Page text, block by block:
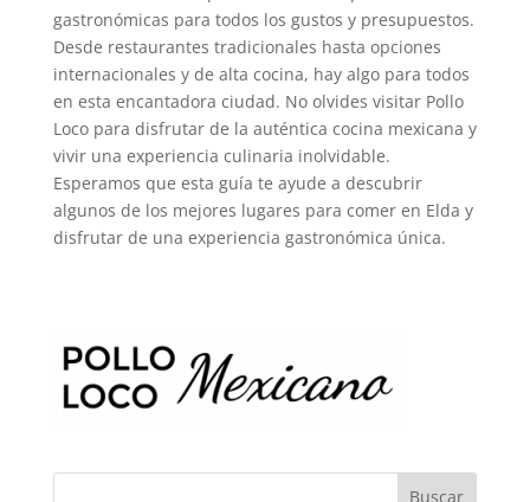
gastronómicas para todos los gustos y presupuestos.
Desde restaurantes tradicionales hasta opciones
internacionales y de alta cocina, hay algo para todos
en esta encantadora ciudad. No olvides visitar Pollo
Loco para disfrutar de la auténtica cocina mexicana y
vivir una experiencia culinaria inolvidable.
Esperamos que esta guía te ayude a descubrir
algunos de los mejores lugares para comer en Elda y
disfrutar de una experiencia gastronómica única.